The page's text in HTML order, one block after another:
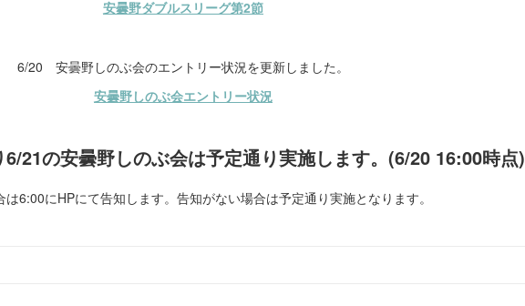
安曇野ダブルスリーグ第2節
6/20 安曇野しのぶ会のエントリー状況を更新しました。
安曇野しのぶ会エントリー状況
21の安曇野しのぶ会は予定通り実施します。(6/20 16:00時点)
は6:00にHPにて告知します。告知がない場合は予定通り実施となります。